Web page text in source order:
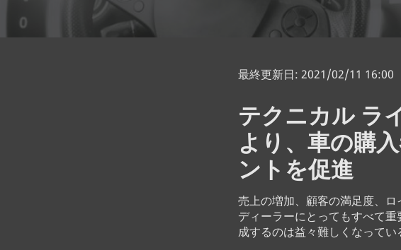
最終更新日: 2021/02/11 16:00
テクニカル ラ
より、車の購
ントを促進
売上の増加、顧客の満足度、
ディーラーにとってもすべて
成するのは益々難しくなってい